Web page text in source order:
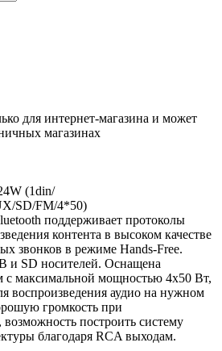
для интернет-магазина и может
магазинах
(1din/
SD/FM/4*50)
поддерживает протоколы
контента в высоком качестве
звонков в режиме Hands-Free.
и SD носителей. Оснащена
с максимальной мощностью 4х50 Вт,
воспроизведения аудио на нужном
громкость при
построить систему
благодаря RCA выходам.